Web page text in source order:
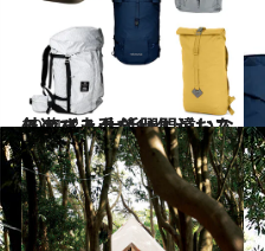
2021.8.1
外遊び上手な11人がおススメする 大活躍間違いなしのバックパック
ライフスタイル